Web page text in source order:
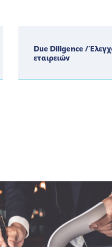
Due Diligence /
εταιρειών